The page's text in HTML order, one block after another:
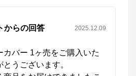
からの回答 2025.12.09
カバー 1ヶ売をご購入いた
うございます。